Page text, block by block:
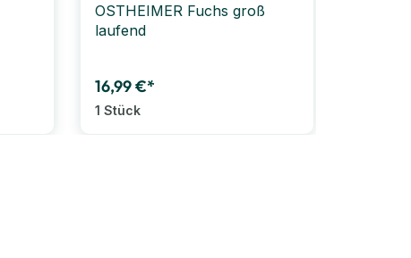
OSTHEIMER Fuchs groß
laufend
16,99 €*
1 Stück